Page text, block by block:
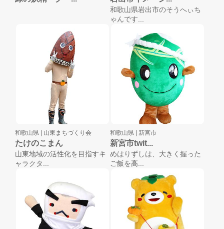
和歌山県岩出市のそうへぃち
ゃんです...
和歌山県 | 山東まちづくり会
たけのこまん
山東地域の活性化を目指すキ
ャラクタ...
和歌山県 | 新宮市
新宮市twit...
めはりずしは、大きく握った
ご飯を高...